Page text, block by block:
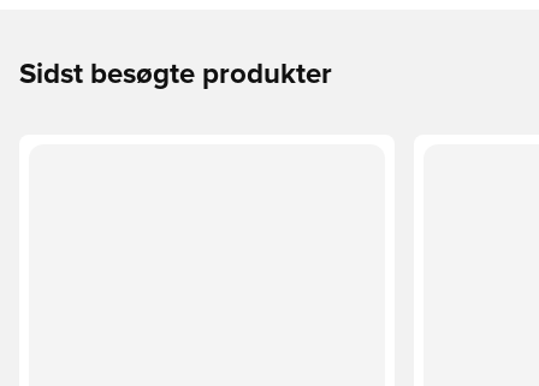
Sidst besøgte produkter